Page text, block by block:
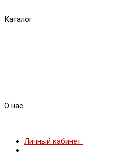
Каталог
О нас
Личный кабинет